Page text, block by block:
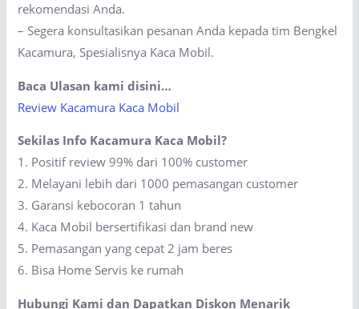
rekomendasi Anda.
– Segera konsultasikan pesanan Anda kepada tim Bengkel
Kacamura, Spesialisnya Kaca Mobil.
Baca Ulasan kami disini…
Review Kacamura Kaca Mobil
Sekilas Info Kacamura Kaca Mobil?
1. Positif review 99% dari 100% customer
2. Melayani lebih dari 1000 pemasangan customer
3. Garansi kebocoran 1 tahun
4. Kaca Mobil bersertifikasi dan brand new
5. Pemasangan yang cepat 2 jam beres
6. Bisa Home Servis ke rumah
Hubungi Kami dan Dapatkan Diskon Menarik